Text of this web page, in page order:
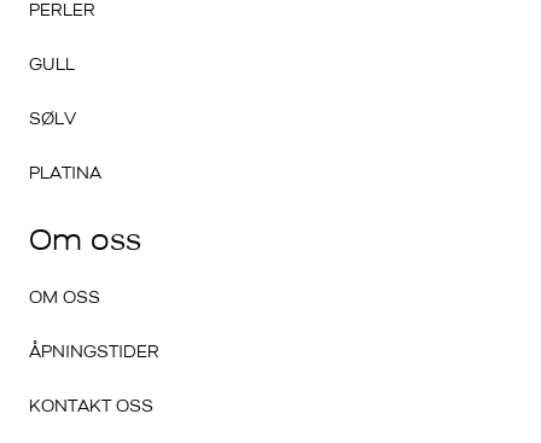
PERLER
GULL
SØLV
PLATINA
Om oss
OM OSS
ÅPNINGSTIDER
KONTAKT OSS